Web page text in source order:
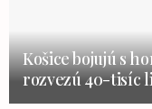
Košice bojujú s
rozvezú 40-tisíc